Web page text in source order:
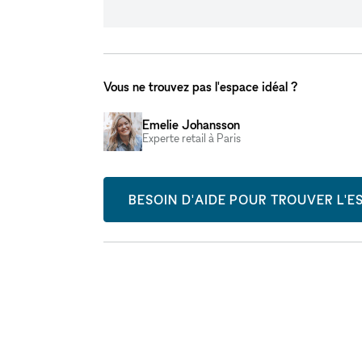
Vous ne trouvez pas l'espace idéal ?
Emelie Johansson
Experte retail à Paris
BESOIN D'AIDE POUR TROUVER